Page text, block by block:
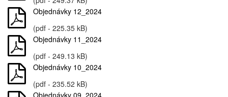
Objednávky 12_2024
(pdf - 225.35 kB)
Objednávky 11_2024
(pdf - 249.13 kB)
Objednávky 10_2024
(pdf - 235.52 kB)
Objednávky 09_2024